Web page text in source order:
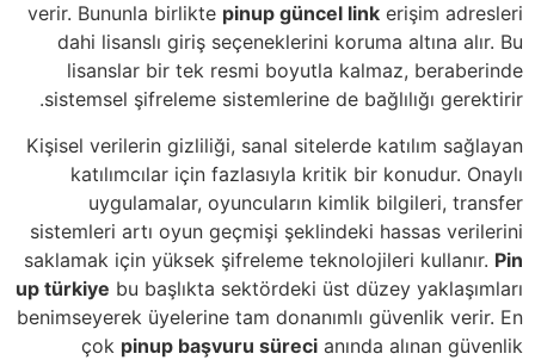
verir. Bununla birlikte pinup güncel link erişim adresleri
dahi lisanslı giriş seçeneklerini koruma altına alır. Bu
lisanslar bir tek resmi boyutla kalmaz, beraberinde
sistemsel şifreleme sistemlerine de bağlılığı gerektirir.
Kişisel verilerin gizliliği, sanal sitelerde katılım sağlayan
katılımcılar için fazlasıyla kritik bir konudur. Onaylı
uygulamalar, oyuncuların kimlik bilgileri, transfer
sistemleri artı oyun geçmişi şeklindeki hassas verilerini
saklamak için yüksek şifreleme teknolojileri kullanır. Pin
up türkiye bu başlıkta sektördeki üst düzey yaklaşımları
benimseyerek üyelerine tam donanımlı güvenlik verir. En
çok pinup başvuru süreci anında alınan güvenlik